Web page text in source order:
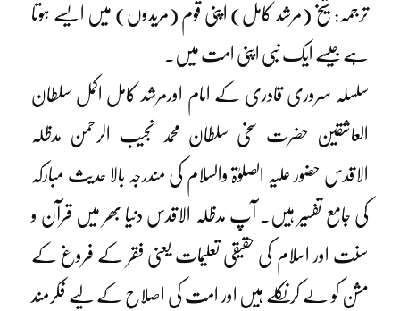
ترجمہ: شیخ (مرشد کامل) اپنی قوم (مریدوں) میں ایسے ہوتا
ہے جیسے ایک نبی اپنی امت میں۔
سلسلہ سروری قادری کے امام اورمرشد کامل اکمل سلطان
العاشقین حضرت سخی سلطان محمد نجیب الرحمن مدظلہ
الاقدس حضور علیہ الصلوٰۃ والسلام کی مندرجہ بالا حدیث مبارکہ
کی جامع تفسیر ہیں۔ آپ مدظلہ الاقدس دنیا بھر میں قرآن و
سنت اور اسلام کی حقیقی تعلیمات یعنی فقر کے فروغ کے
مشن کو لے کر نکلے ہیں اور امت کی اصلاح کے لیے فکرمند